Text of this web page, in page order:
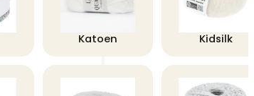
Katoen Kidsilk